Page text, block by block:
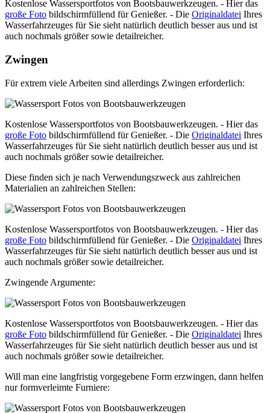
Kostenlose Wassersportfotos von Bootsbauwerkzeugen. - Hier das
große Foto bildschirmfüllend für Genießer. - Die Originaldatei Ihres
Wasserfahrzeuges für Sie sieht natürlich deutlich besser aus und ist
auch nochmals größer sowie detailreicher.
Zwingen
Für extrem viele Arbeiten sind allerdings Zwingen erforderlich:
Kostenlose Wassersportfotos von Bootsbauwerkzeugen. - Hier das
große Foto bildschirmfüllend für Genießer. - Die Originaldatei Ihres
Wasserfahrzeuges für Sie sieht natürlich deutlich besser aus und ist
auch nochmals größer sowie detailreicher.
Diese finden sich je nach Verwendungszweck aus zahlreichen
Materialien an zahlreichen Stellen:
Kostenlose Wassersportfotos von Bootsbauwerkzeugen. - Hier das
große Foto bildschirmfüllend für Genießer. - Die Originaldatei Ihres
Wasserfahrzeuges für Sie sieht natürlich deutlich besser aus und ist
auch nochmals größer sowie detailreicher.
Zwingende Argumente:
Kostenlose Wassersportfotos von Bootsbauwerkzeugen. - Hier das
große Foto bildschirmfüllend für Genießer. - Die Originaldatei Ihres
Wasserfahrzeuges für Sie sieht natürlich deutlich besser aus und ist
auch nochmals größer sowie detailreicher.
Will man eine langfristig vorgegebene Form erzwingen, dann helfen
nur formverleimte Furniere: